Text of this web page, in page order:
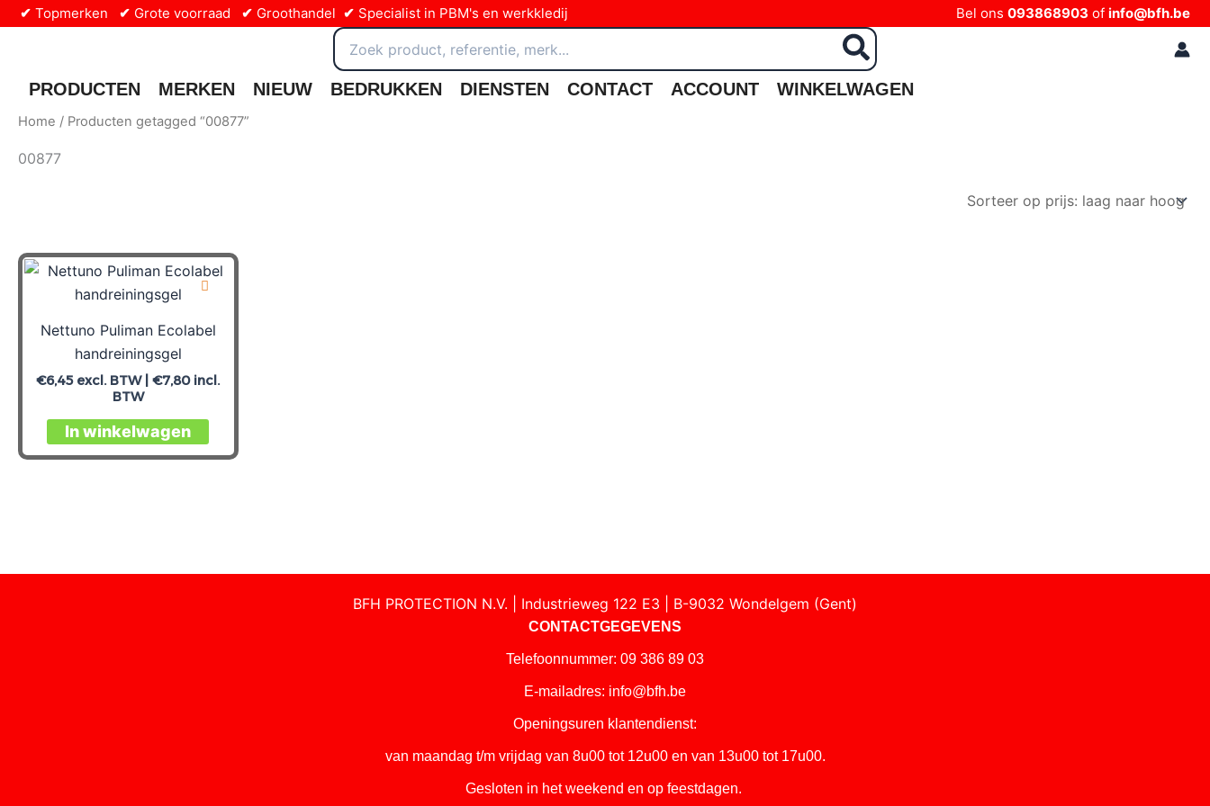
inhoud
✔ Topmerken ✔ Grote voorraad ✔ Groothandel ✔ Specialist in PBM's en werkkledij Bel ons 093868903 of info@bfh.be
Zoeken
naar:
PRODUCTEN MERKEN NIEUW BEDRUKKEN DIENSTEN CONTACT ACCOUNT WINKELWAGEN
Home / Producten getagged “00877”
00877
Nettuno Puliman Ecolabel
handreiningsgel
€6,45excl. BTW |€7,80incl.
BTW
In winkelwagen
BFH PROTECTION N.V. | Industrieweg 122 E3 | B-9032 Wondelgem (Gent)
CONTACTGEGEVENS
Telefoonnummer: 09 386 89 03
E-mailadres: info@bfh.be
Openingsuren klantendienst:
van maandag t/m vrijdag van 8u00 tot 12u00 en van 13u00 tot 17u00.
Gesloten in het weekend en op feestdagen.